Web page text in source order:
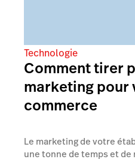
Technologie
Comment tirer
marketing pour
commerce
Le marketing de votre
une tonne de temps et